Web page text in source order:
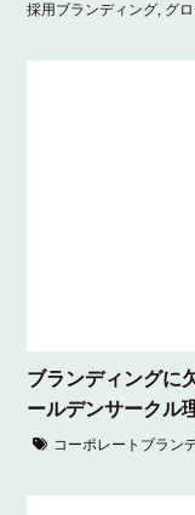
採用ブランディング, グ
ブランディングに
ールデンサークル
コーポレートブラン